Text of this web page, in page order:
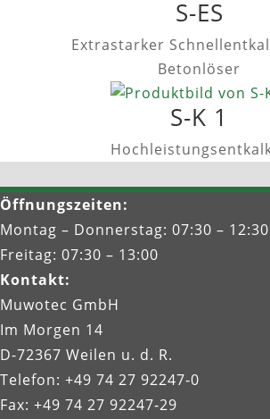
S-ES
Extrastarker
Betonlöser
S-K 1
Öffnungszeiten:
Montag – Donnerstag: 07:30 –
Freitag: 07:30 – 13:00
Kontakt:
Muwotec GmbH
Im Morgen 14
D-72367 Weilen u. d. R.
Telefon: +49 74 27 92247‑0
Fax: +49 74 27 92247‑29